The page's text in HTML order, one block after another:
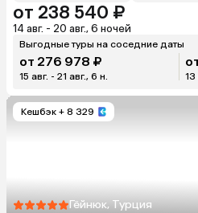
от 238 540 ₽
14 авг. - 20 авг., 6 ночей
Выгодные туры на соседние даты
от 276 978 ₽
15 авг. - 21 авг., 6 н. 13
Кешбэк + 8 329
Гёйнюк, Турция